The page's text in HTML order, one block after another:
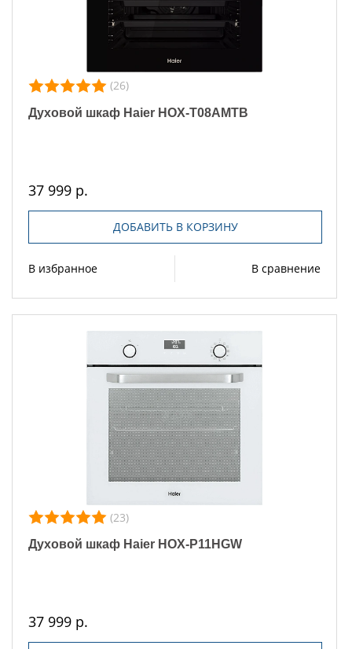
(26)
Духовой шкаф Haier HOX-T08AMTB
37 999 р.
ДОБАВИТЬ В КОРЗИНУ
В избранное В сравнение
(23)
Духовой шкаф Haier HOX-P11HGW
37 999 р.